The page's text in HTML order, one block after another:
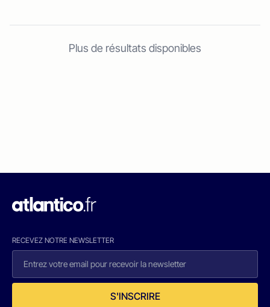
Plus de résultats disponibles
RECEVEZ NOTRE NEWSLETTER
S'INSCRIRE